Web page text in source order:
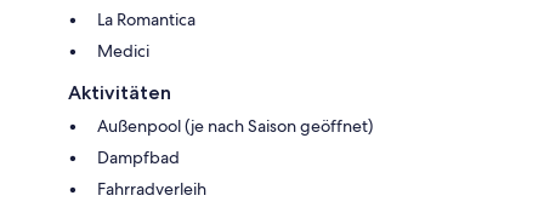
La Romantica
Medici
Aktivitäten
Außenpool (je nach Saison geöffnet)
Dampfbad
Fahrradverleih